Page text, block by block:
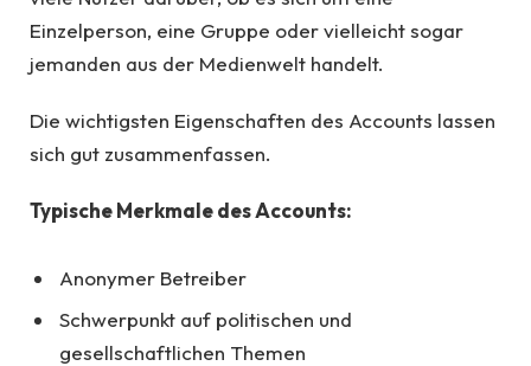
Einzelperson, eine Gruppe oder vielleicht sogar
jemanden aus der Medienwelt handelt.
Die wichtigsten Eigenschaften des Accounts lassen
sich gut zusammenfassen.
Typische Merkmale des Accounts:
Anonymer Betreiber
Schwerpunkt auf politischen und
gesellschaftlichen Themen